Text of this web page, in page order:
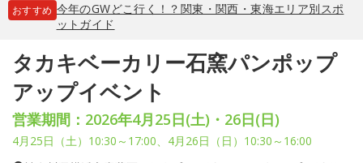
おすすめ 今年のGWどこ行く！？関東・関西・東海エリア別スポ
ットガイド
タカキベーカリー石窯パンポップ
アップイベント
営業期間：2026年4月25日(土)・26日(日)
4月25日（土）10:30～17:00、4月26日（日）10:30～16:00